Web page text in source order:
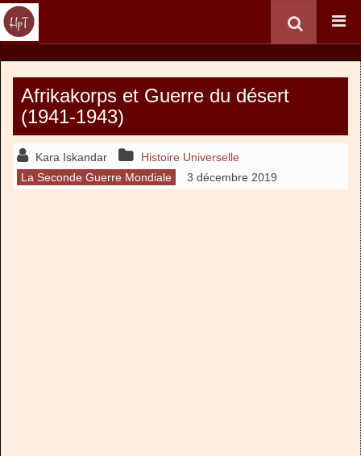
Afrikakorps et Guerre du désert
(1941-1943)
Kara Iskandar
Histoire Universelle
La Seconde Guerre Mondiale
3 décembre 2019